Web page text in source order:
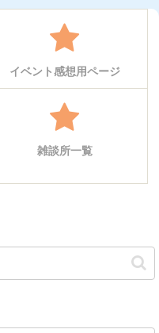
イベント感想用ページ
雑談所一覧